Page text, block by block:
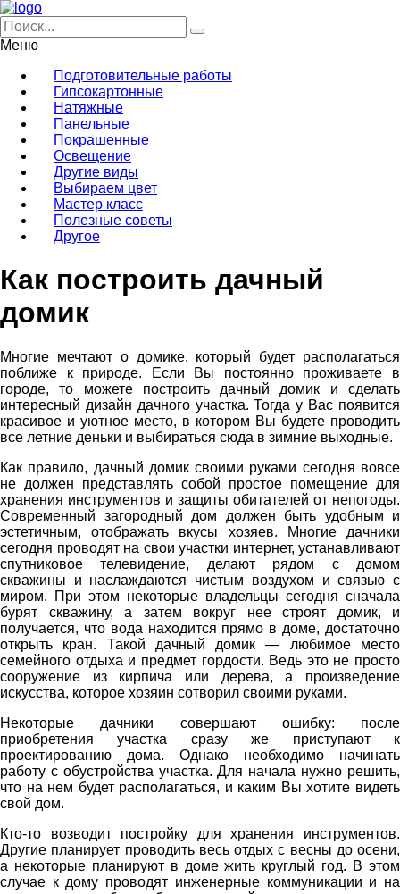
Меню
Подготовительные работы
Гипсокартонные
Натяжные
Панельные
Покрашенные
Освещение
Другие виды
Выбираем цвет
Мастер класс
Полезные советы
Другое
Как построить дачный
домик
Многие мечтают о домике, который будет располагаться
поближе к природе. Если Вы постоянно проживаете в
городе, то можете построить дачный домик и сделать
интересный дизайн дачного участка. Тогда у Вас появится
красивое и уютное место, в котором Вы будете проводить
все летние деньки и выбираться сюда в зимние выходные.
Как правило, дачный домик своими руками сегодня вовсе
не должен представлять собой простое помещение для
хранения инструментов и защиты обитателей от непогоды.
Современный загородный дом должен быть удобным и
эстетичным, отображать вкусы хозяев. Многие дачники
сегодня проводят на свои участки интернет, устанавливают
спутниковое телевидение, делают рядом с домом
скважины и наслаждаются чистым воздухом и связью с
миром. При этом некоторые владельцы сегодня сначала
бурят скважину, а затем вокруг нее строят домик, и
получается, что вода находится прямо в доме, достаточно
открыть кран. Такой дачный домик — любимое место
семейного отдыха и предмет гордости. Ведь это не просто
сооружение из кирпича или дерева, а произведение
искусства, которое хозяин сотворил своими руками.
Некоторые дачники совершают ошибку: после
приобретения участка сразу же приступают к
проектированию дома. Однако необходимо начинать
работу с обустройства участка. Для начала нужно решить,
что на нем будет располагаться, и каким Вы хотите видеть
свой дом.
Кто-то возводит постройку для хранения инструментов.
Другие планирует проводить весь отдых с весны до осени,
а некоторые планируют в доме жить круглый год. В этом
случае к дому проводят инженерные коммуникации и на